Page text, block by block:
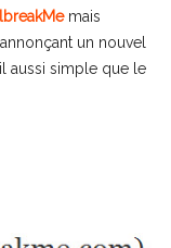
mais
un nouvel
aussi simple que le